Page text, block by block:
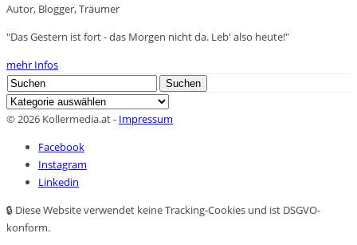
Autor, Blogger, Träumer
"Das Gestern ist fort - das Morgen nicht da. Leb' also heute!"
mehr Infos
Search
for:
Suchen
Kategorien
© 2026 Kollermedia.at - Impressum
Facebook
Instagram
Linkedin
🔒 Diese Website verwendet keine Tracking-Cookies und ist DSGVO-
konform.